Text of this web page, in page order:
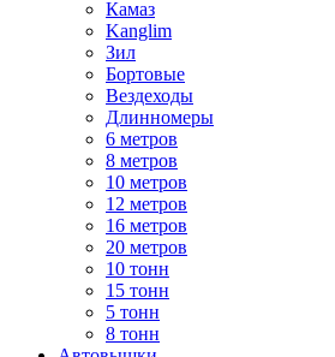
Камаз
Kanglim
Зил
Бортовые
Вездеходы
Длинномеры
6 метров
8 метров
10 метров
12 метров
16 метров
20 метров
10 тонн
15 тонн
5 тонн
8 тонн